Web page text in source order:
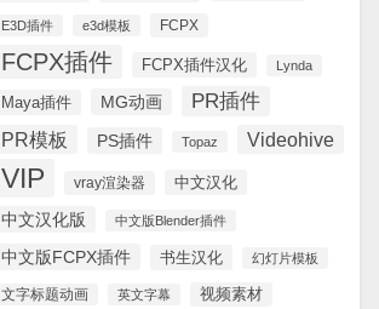
E3D插件 e3d模板 FCPX
FCPX插件 FCPX插件汉化 Lynda
Maya插件 MG动画 PR插件
PR模板 PS插件 Topaz Videohive
VIP vray渲染器 中文汉化
中文汉化版 中文版Blender插件
中文版FCPX插件 书生汉化 幻灯片模板
文字标题动画 英文字幕 视频素材